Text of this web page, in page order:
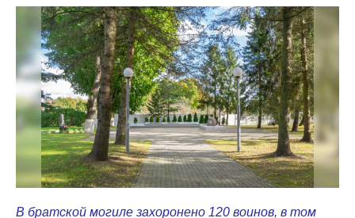
В братской могиле захоронено 120 воинов, в том